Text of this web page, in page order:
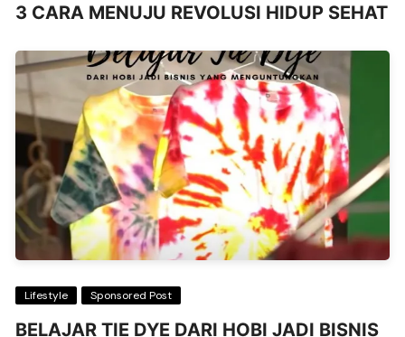
3 CARA MENUJU REVOLUSI HIDUP SEHAT
Lifestyle Sponsored Post
BELAJAR TIE DYE DARI HOBI JADI BISNIS